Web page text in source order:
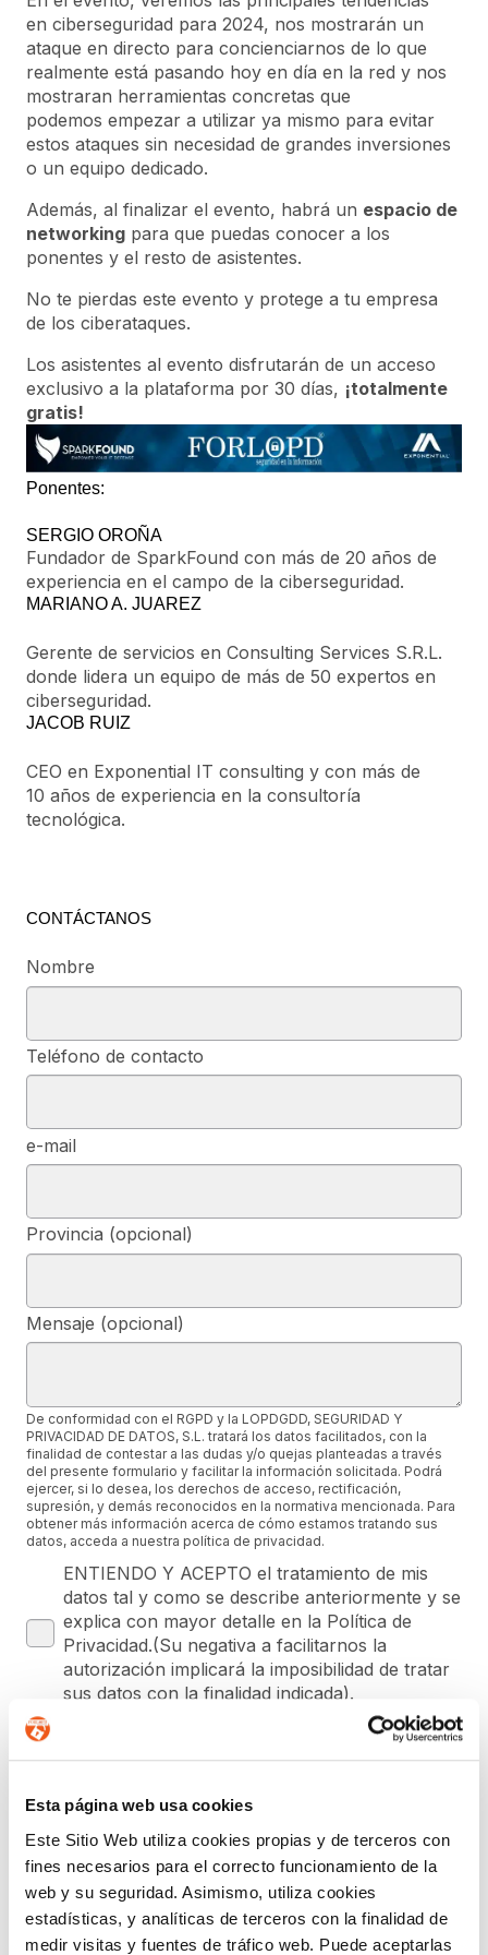
Esta página web usa cookies
Este Sitio Web utiliza cookies propias y de terceros con
fines necesarios para el correcto funcionamiento de la
web y su seguridad. Asimismo, utiliza cookies
estadísticas, y analíticas de terceros con la finalidad de
medir visitas y fuentes de tráfico web. Puede aceptarlas
en ciberseguridad para 2024, nos mostrarán un
ataque en directo para concienciarnos de lo que
realmente está pasando hoy en día en la red y nos
mostraran herramientas concretas que
podemos empezar a utilizar ya mismo para evitar
estos ataques sin necesidad de grandes inversiones
o un equipo dedicado.
Además, al finalizar el evento, habrá un espacio de
networking para que puedas conocer a los
ponentes y el resto de asistentes.
No te pierdas este evento y protege a tu empresa
de los ciberataques.
Los asistentes al evento disfrutarán de un acceso
exclusivo a la plataforma por 30 días, ¡totalmente
gratis!
Ponentes:
SERGIO OROÑA
Fundador de SparkFound con más de 20 años de
experiencia en el campo de la ciberseguridad.
MARIANO A. JUAREZ
Gerente de servicios en Consulting Services S.R.L.
donde lidera un equipo de más de 50 expertos en
ciberseguridad.
JACOB RUIZ
CEO en Exponential IT consulting y con más de
10 años de experiencia en la consultoría
tecnológica.
CONTÁCTANOS
Nombre
Teléfono de contacto
e-mail
Provincia (opcional)
Mensaje (opcional)
De conformidad con el RGPD y la LOPDGDD, SEGURIDAD Y
PRIVACIDAD DE DATOS, S.L. tratará los datos facilitados, con la
finalidad de contestar a las dudas y/o quejas planteadas a través
del presente formulario y facilitar la información solicitada. Podrá
ejercer, si lo desea, los derechos de acceso, rectificación,
supresión, y demás reconocidos en la normativa mencionada. Para
obtener más información acerca de cómo estamos tratando sus
datos, acceda a nuestra política de privacidad.
ENTIENDO Y ACEPTO el tratamiento de mis
datos tal y como se describe anteriormente y se
explica con mayor detalle en la Política de
Privacidad.(Su negativa a facilitarnos la
autorización implicará la imposibilidad de tratar
sus datos con la finalidad indicada).
NEWSLETTER DE FORLOPD
Regístrate para estar al día enProtección de Datos,
Ciberseguridad, Planes de Igualdad,Prevención del
Acoso, Canal de Denuncias ,eCommerce
Prevención de
Blanqueo de Capitales
y Registro Retributivo
, entre otras